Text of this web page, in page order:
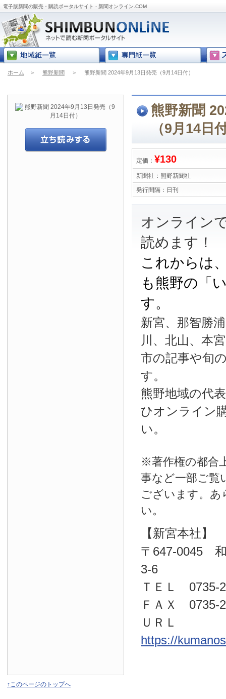
電子版新聞の販売・購読ポータルサイト - 新聞オンライン.COM
ホーム ＞ 熊野新聞 ＞ 熊野新聞 2024年9月13日発売（9月14日付）
熊野新聞
（9月14日
定価： ¥130
新聞社： 熊野新聞社
発行間隔： 日刊
オンライン
読めます！
これからは
も熊野の「
す。
新宮、那智勝
川、北山、本
市の記事や旬
す。
熊野地域の代
ひオンライン
い。
※著作権の都合
事など一部ご覧
ございます。あ
い。
【新宮本社】
〒647-0045
3-6
ＴＥＬ 0735-
ＦＡＸ 0735-
ＵＲＬ
https://
↑このページのトップへ